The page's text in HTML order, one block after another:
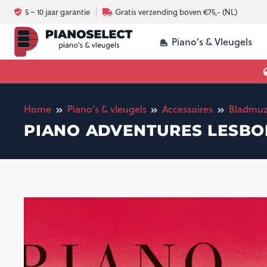
5 – 10 jaar garantie Gratis verzending boven €75,- (NL)
Piano’s & Vleugels
Home Piano’s & vleugels Accessoires
PIANO ADVENTURES